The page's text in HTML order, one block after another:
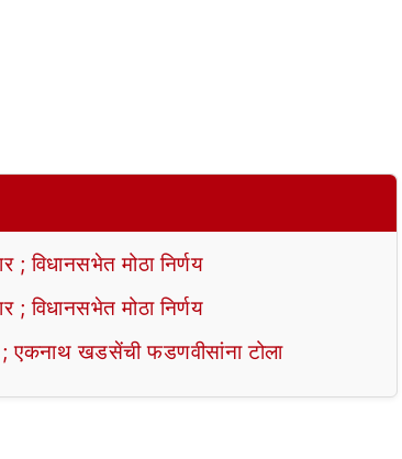
विधानसभेत मोठा निर्णय
विधानसभेत मोठा निर्णय
एकनाथ खडसेंची फडणवीसांना टोला